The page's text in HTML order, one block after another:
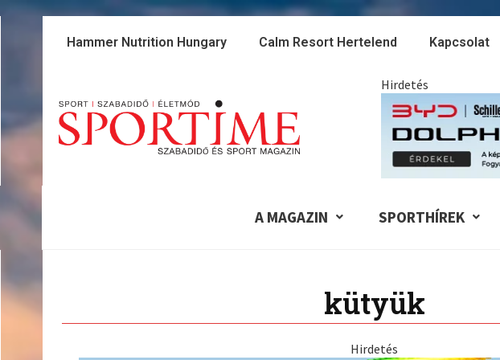
Skip
Hammer Nutrition Hungary Calm Resort Hertelend Kapcsolat
Hirdetés
A MAGAZIN SPORTHÍREK
kütyük
Hirdetés